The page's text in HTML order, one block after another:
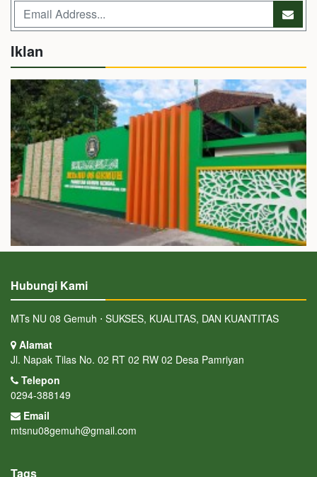
Iklan
Hubungi Kami
MTs NU 08 Gemuh ⋅ SUKSES, KUALITAS, DAN KUANTITAS
Alamat
Jl. Napak Tilas No. 02 RT 02 RW 02 Desa Pamriyan
Telepon
0294-388149
Email
mtsnu08gemuh@gmail.com
Tags